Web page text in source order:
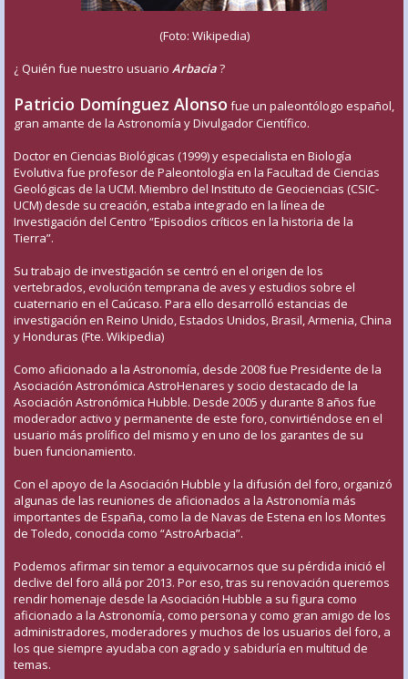
(Foto: Wikipedia)
¿ Quién fue nuestro usuario Arbacia?
Patricio Domínguez Alonso fue un paleontólogo español,
gran amante de la Astronomía y Divulgador Científico.
Doctor en Ciencias Biológicas (1999) y especialista en Biología
Evolutiva fue profesor de Paleontología en la Facultad de Ciencias
Geológicas de la UCM. Miembro del Instituto de Geociencias (CSIC-
UCM) desde su creación, estaba integrado en la línea de
Investigación del Centro “Episodios críticos en la historia de la
Tierra”.
Su trabajo de investigación se centró en el origen de los
vertebrados, evolución temprana de aves y estudios sobre el
cuaternario en el Caúcaso. Para ello desarrolló estancias de
investigación en Reino Unido, Estados Unidos, Brasil, Armenia, China
y Honduras (Fte. Wikipedia)
Como aficionado a la Astronomía, desde 2008 fue Presidente de la
Asociación Astronómica AstroHenares y socio destacado de la
Asociación Astronómica Hubble. Desde 2005 y durante 8 años fue
moderador activo y permanente de este foro, convirtiéndose en el
usuario más prolífico del mismo y en uno de los garantes de su
buen funcionamiento.
Con el apoyo de la Asociación Hubble y la difusión del foro, organizó
algunas de las reuniones de aficionados a la Astronomía más
importantes de España, como la de Navas de Estena en los Montes
de Toledo, conocida como “AstroArbacia”.
Podemos afirmar sin temor a equivocarnos que su pérdida inició el
declive del foro allá por 2013. Por eso, tras su renovación queremos
rendir homenaje desde la Asociación Hubble a su figura como
aficionado a la Astronomía, como persona y como gran amigo de los
administradores, moderadores y muchos de los usuarios del foro, a
los que siempre ayudaba con agrado y sabiduría en multitud de
temas.